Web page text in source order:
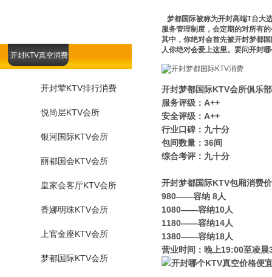
开封KTV真空消费
开封荤KTV排行消费
悦尚层KTV会所
银河国际KTV会所
丽都国会KTV会所
皇家会客厅KTV会所
香娜明珠KTV会所
上官金座KTV会所
梦都国际KTV会所
梦都国际被称为开封高端T台大
服务管理制度，会定期的对所有
其中，你绝对会首先被开封梦都
人你绝对会爱上这里。要问开封
开封梦都国际KTV会所俱乐部
服务评级：A++
安全评级：A++
行业口碑：九十分
包间数量：36间
综合考评：九十分
开封梦都国际KTV包厢消费
980——容纳 8人
1080——容纳10人
1180——容纳14人
1380——容纳18人
营业时间：晚上19:00至凌晨